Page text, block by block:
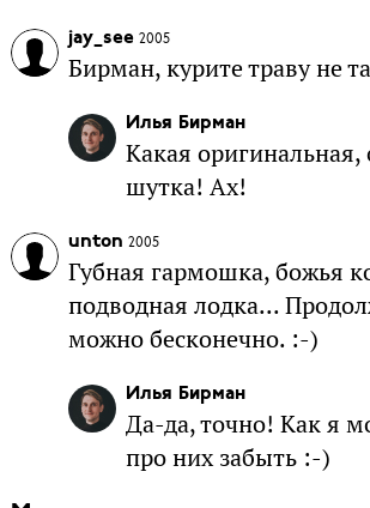
jay_see 2005
Бирман, курите траву не
Илья Бирман
Какая оригинальная,
шутка! Ах!
unton 2005
Губная гармошка, божья
подводная лодка...
можно бесконечно. :-)
Илья Бирман
Да-да, точно! Как я
про них забыть :-)